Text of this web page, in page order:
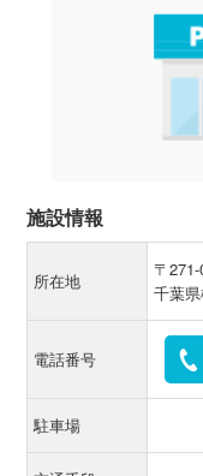
施設情報
所在地
〒
千葉
電話番号
駐車場